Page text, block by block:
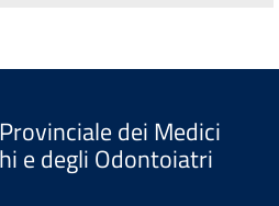
dei Medici
e degli Odontoiatri